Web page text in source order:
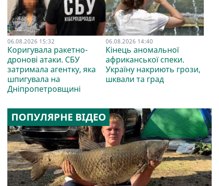
06.08.2026 15:32
Коригувала ракетно-
дронові атаки. СБУ
затримала агентку, яка
шпигувала на
Дніпропетровщині
06.08.2026 14:40
Кінець аномальної
африканської спеки.
Україну накриють грози,
шквали та град
ПОПУЛЯРНЕ ВІДЕО